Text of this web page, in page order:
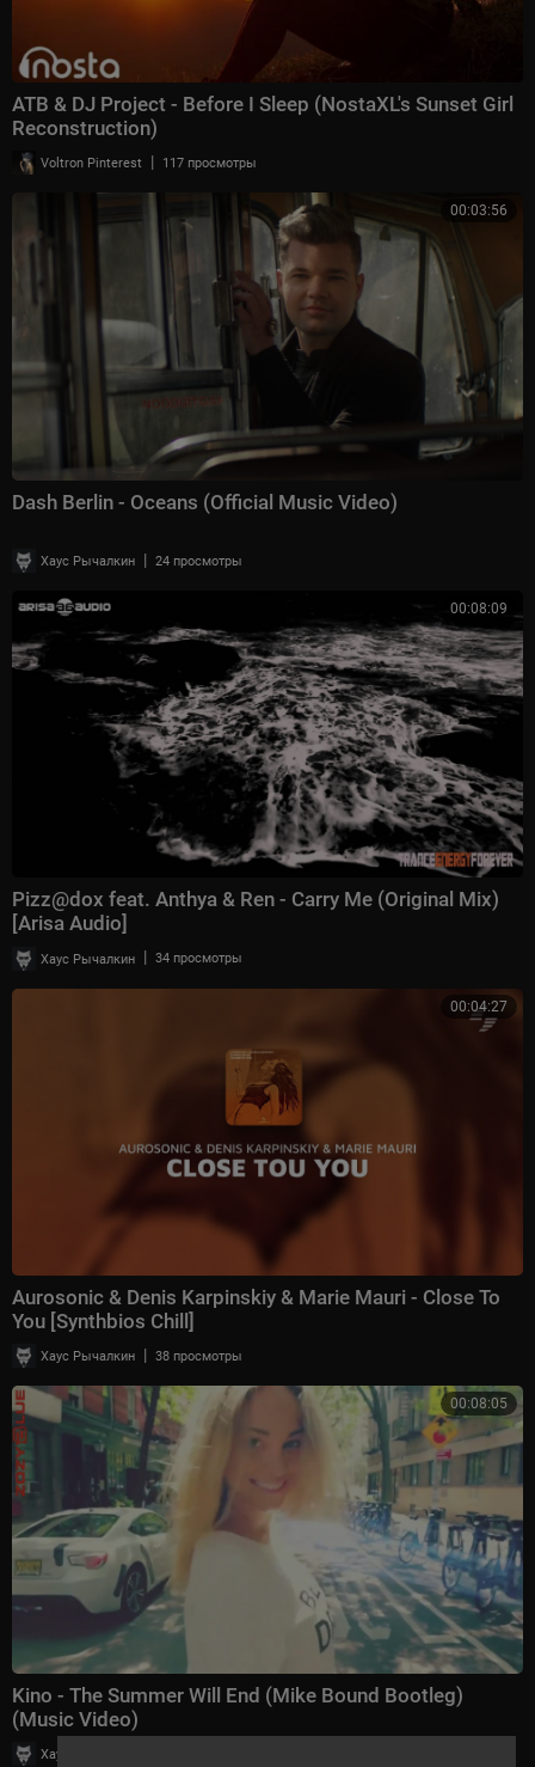
ATB & DJ Project - Before I Sleep (NostaXL's Sunset Girl
Reconstruction)
Voltron Pinterest | 117 просмотры
00:03:56
Dash Berlin - Oceans (Official Music Video)
Хаус Рычалкин | 24 просмотры
00:08:09
Pizz@dox feat. Anthya & Ren - Carry Me (Original Mix)
[Arisa Audio]
Хаус Рычалкин | 34 просмотры
00:04:27
Aurosonic & Denis Karpinskiy & Marie Mauri - Close To
You [Synthbios Chill]
Хаус Рычалкин | 38 просмотры
00:08:05
Kino - The Summer Will End (Mike Bound Bootleg)
(Music Video)
Хаус Рычалкин